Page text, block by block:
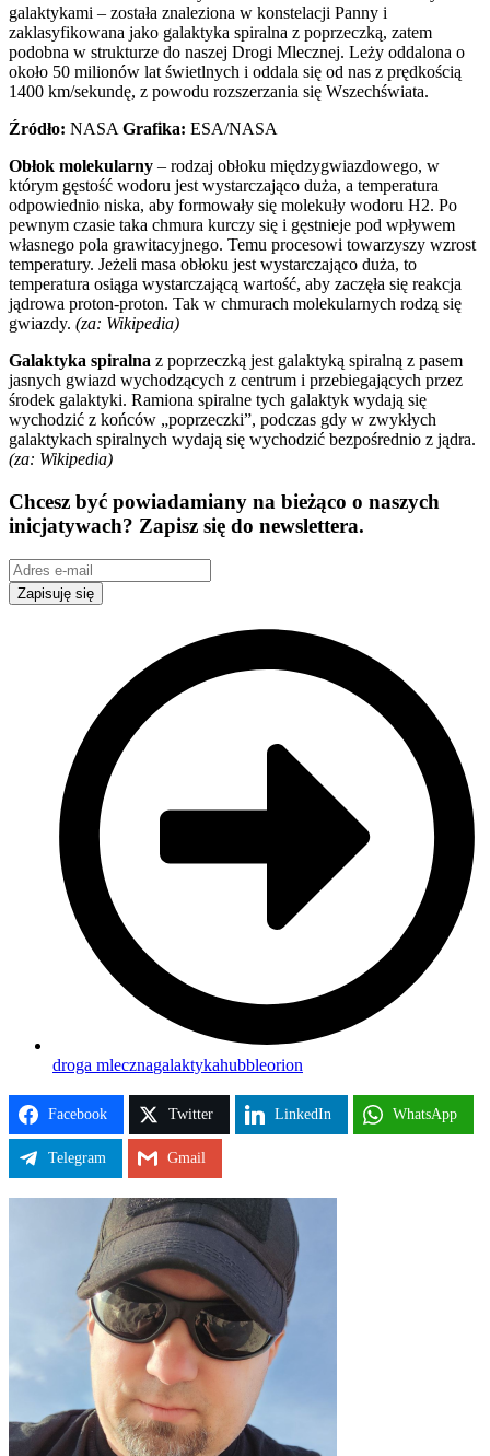
galaktykami – została znaleziona w konstelacji Panny i
zaklasyfikowana jako galaktyka spiralna z poprzeczką, zatem
podobna w strukturze do naszej Drogi Mlecznej. Leży oddalona o
około 50 milionów lat świetlnych i oddala się od nas z prędkością
1400 km/sekundę, z powodu rozszerzania się Wszechświata.
Źródło: NASA Grafika: ESA/NASA
Obłok molekularny – rodzaj obłoku międzygwiazdowego, w
którym gęstość wodoru jest wystarczająco duża, a temperatura
odpowiednio niska, aby formowały się molekuły wodoru H2. Po
pewnym czasie taka chmura kurczy się i gęstnieje pod wpływem
własnego pola grawitacyjnego. Temu procesowi towarzyszy wzrost
temperatury. Jeżeli masa obłoku jest wystarczająco duża, to
temperatura osiąga wystarczającą wartość, aby zaczęła się reakcja
jądrowa proton-proton. Tak w chmurach molekularnych rodzą się
gwiazdy. (za: Wikipedia)
Galaktyka spiralna z poprzeczką jest galaktyką spiralną z pasem
jasnych gwiazd wychodzących z centrum i przebiegających przez
środek galaktyki. Ramiona spiralne tych galaktyk wydają się
wychodzić z końców „poprzeczki”, podczas gdy w zwykłych
galaktykach spiralnych wydają się wychodzić bezpośrednio z jądra.
(za: Wikipedia)
Chcesz być powiadamiany na bieżąco o naszych
inicjatywach? Zapisz się do newslettera.
Zapisuję się
droga mlecznagalaktykahubbleorion
Facebook Twitter LinkedIn WhatsApp
Telegram Gmail